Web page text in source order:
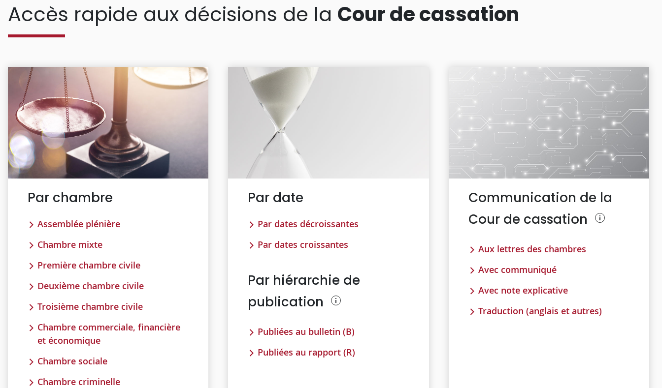
Accès rapide aux décisions de la Cour de cassation
Par chambre
Assemblée plénière
Chambre mixte
Première chambre civile
Deuxième chambre civile
Troisième chambre civile
Chambre commerciale, financière
et économique
Chambre sociale
Chambre criminelle
Par date
Par dates décroissantes
Par dates croissantes
Par hiérarchie de
publication
Publiées au bulletin (B)
Publiées au rapport (R)
Communication de la
Cour de cassation
Aux lettres des chambres
Avec communiqué
Avec note explicative
Traduction (anglais et autres)